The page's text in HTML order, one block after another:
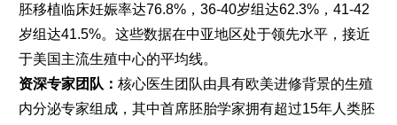
胚移植临床妊娠率达76.8%，36-40岁组达62.3%，41-42
岁组达41.5%。这些数据在中亚地区处于领先水平，接近
于美国主流生殖中心的平均线。
资深专家团队： 核心医生团队由具有欧美进修背景的生殖
内分泌专家组成，其中首席胚胎学家拥有超过15年人类胚